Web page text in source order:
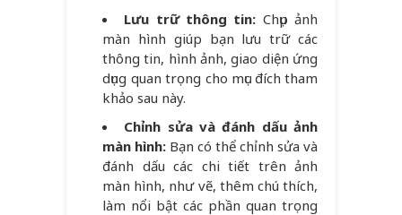
Lưu trữ thông tin: Chụp ảnh
màn hình giúp bạn lưu trữ các
thông tin, hình ảnh, giao diện ứng
dụng quan trọng cho mục đích tham
khảo sau này.
Chỉnh sửa và đánh dấu ảnh
màn hình: Bạn có thể chỉnh sửa và
đánh dấu các chi tiết trên ảnh
màn hình, như vẽ, thêm chú thích,
làm nổi bật các phần quan trọng